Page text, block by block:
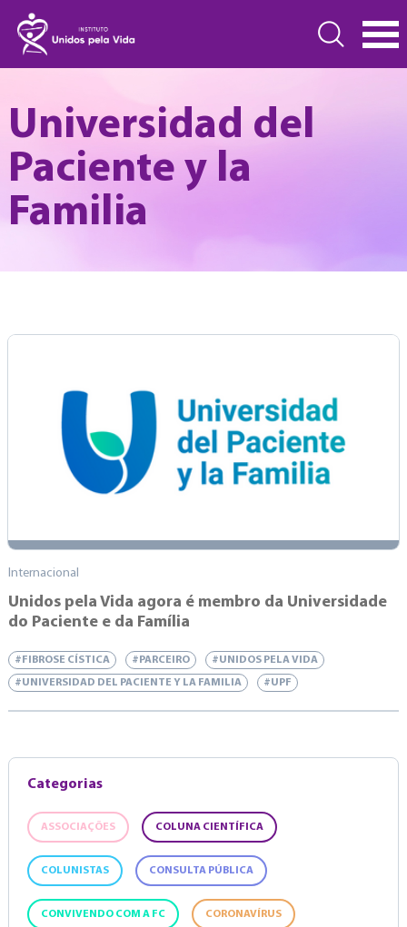
Universidad del
Paciente y la
Familia
Internacional
Unidos pela Vida agora é membro da Universidade
do Paciente e da Família
#FIBROSE CÍSTICA #PARCEIRO #UNIDOS PELA VIDA
#UNIVERSIDAD DEL PACIENTE Y LA FAMILIA #UPF
Categorias
ASSOCIAÇÕES COLUNA CIENTÍFICA
COLUNISTAS CONSULTA PÚBLICA
CONVIVENDO COM A FC CORONAVÍRUS